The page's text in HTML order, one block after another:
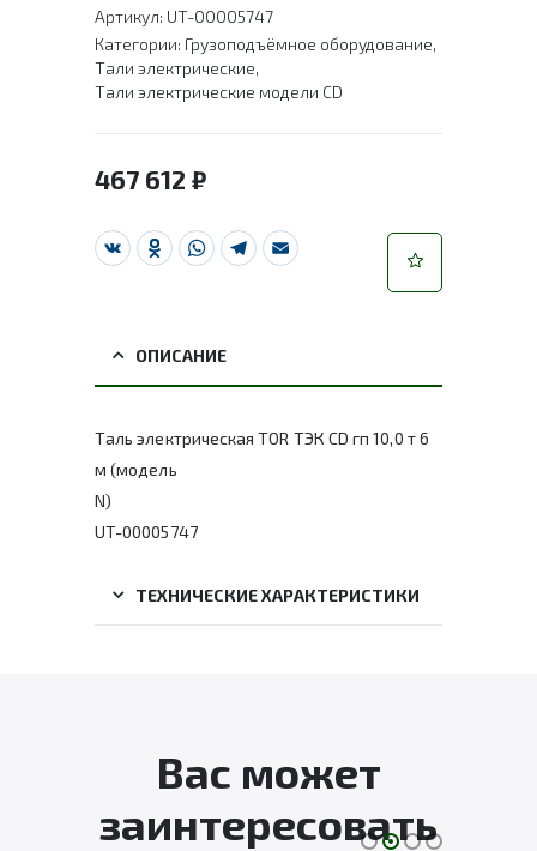
Артикул: UT-00005747
Категории: Грузоподъёмное оборудование,
Тали электрические,
Тали электрические модели CD
467 612 ₽
VK Odnoklassniki
WhatsApp
Telegram
Email
ОПИСАНИЕ
Таль электрическая TOR ТЭК CD гп 10,0 т 6
м (модель
N)
UT-00005747
ТЕХНИЧЕСКИЕ ХАРАКТЕРИСТИКИ
Вас может
заинтересовать